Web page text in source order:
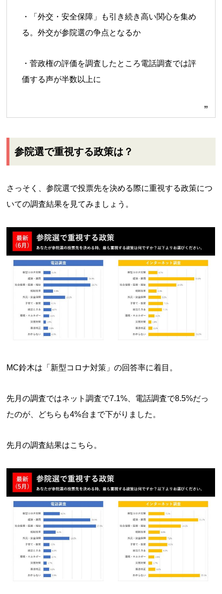
・「外交・安全保障」も引き続き高い関心を集め
る。外交が参院選の争点となるか
・菅政権の評価を調査したところ電話調査では評
価する声が半数以上に
参院選で重視する政策は？
さっそく、参院選で投票先を決める際に重視する政策につ
いての調査結果を見てみましょう。
MC鈴木は「新型コロナ対策」の回答率に着目。
先月の調査ではネット調査で7.1%、電話調査で8.5%だっ
たのが、どちらも4%台まで下がりました。
先月の調査結果はこちら。